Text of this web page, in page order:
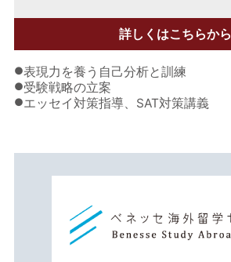
詳しくはこちらから
●表現力を養う自己分析と訓練
●受験戦略の立案
●エッセイ対策指導、SAT対策講義